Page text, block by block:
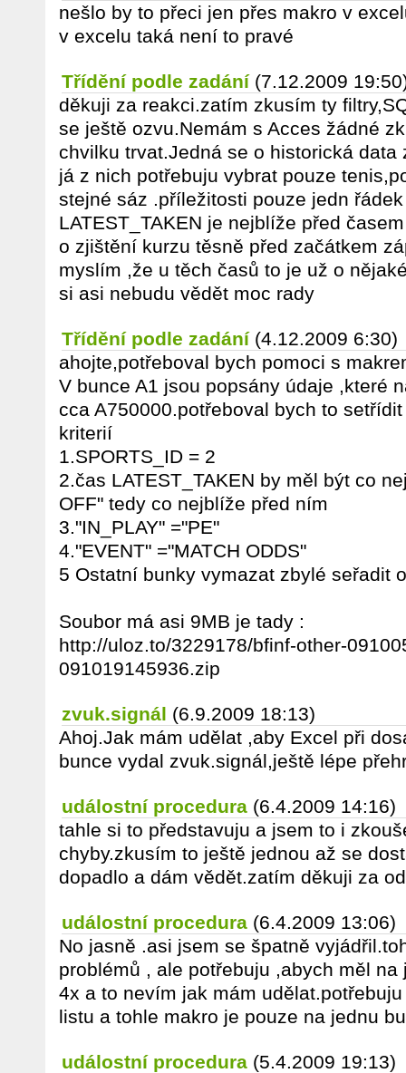
nešlo by to přeci jen přes makro v
v excelu taká není to pravé
Třídění podle zadání (7.12.2009
děkuji za reakci.zatím zkusím ty
se ještě ozvu.Nemám s Acces žádné
chvilku trvat.Jedná se o historická data
já z nich potřebuju vybrat pouze
stejné sáz .příležitosti pouze jedn
LATEST_TAKEN je nejblíže před
o zjištění kurzu těsně před začátkem
myslím ,že u těch časů to je už o
si asi nebudu vědět moc rady
Třídění podle zadání (4.12.2009 6:30)
ahojte,potřeboval bych pomoci s
V bunce A1 jsou popsány údaje ,které
cca A750000.potřeboval bych to
kriterií
1.SPORTS_ID = 2
2.čas LATEST_TAKEN by měl být co
OFF" tedy co nejblíže před ním
3."IN_PLAY" ="PE"
4."EVENT" ="MATCH ODDS"
5 Ostatní bunky vymazat zbylé seřadit
Soubor má asi 9MB je tady :
http://uloz.to/3229178/bfinf-other-
091019145936.zip
zvuk.signál (6.9.2009 18:13)
Ahoj.Jak mám udělat ,aby Excel při
bunce vydal zvuk.signál,ještě lépe
událostní procedura (6.4.2009 14:16)
tahle si to představuju a jsem to i
chyby.zkusím to ještě jednou až se
dopadlo a dám vědět.zatím děkuji za
událostní procedura (6.4.2009 13:06)
No jasně .asi jsem se špatně
problémů , ale potřebuju ,abych měl
4x a to nevím jak mám
listu a tohle makro je pouze na jednu
událostní procedura (5.4.2009 19:13)